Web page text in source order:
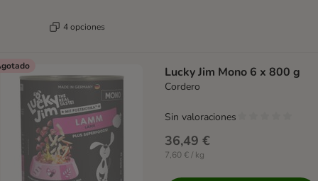
4 opciones
Lucky Jim Mono 6 x 800 g
Cordero
36,49 €
7,60 € / kg
Sin valoraciones